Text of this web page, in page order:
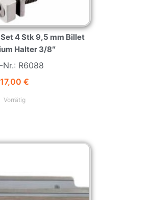
4 Stk 9,5 mm Billet
Halter 3/8″
R6088
17,00 €
Vorrätig